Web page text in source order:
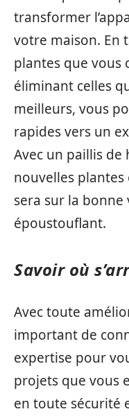
transformer
votre maison. En
plantes que vous
éliminant celles
meilleurs, vous
rapides vers un
Avec un paillis
nouvelles
sera sur la
époustouflant.
Savoir où
Avec toute
important de
expertise pour
projets que vous
en toute sécurité